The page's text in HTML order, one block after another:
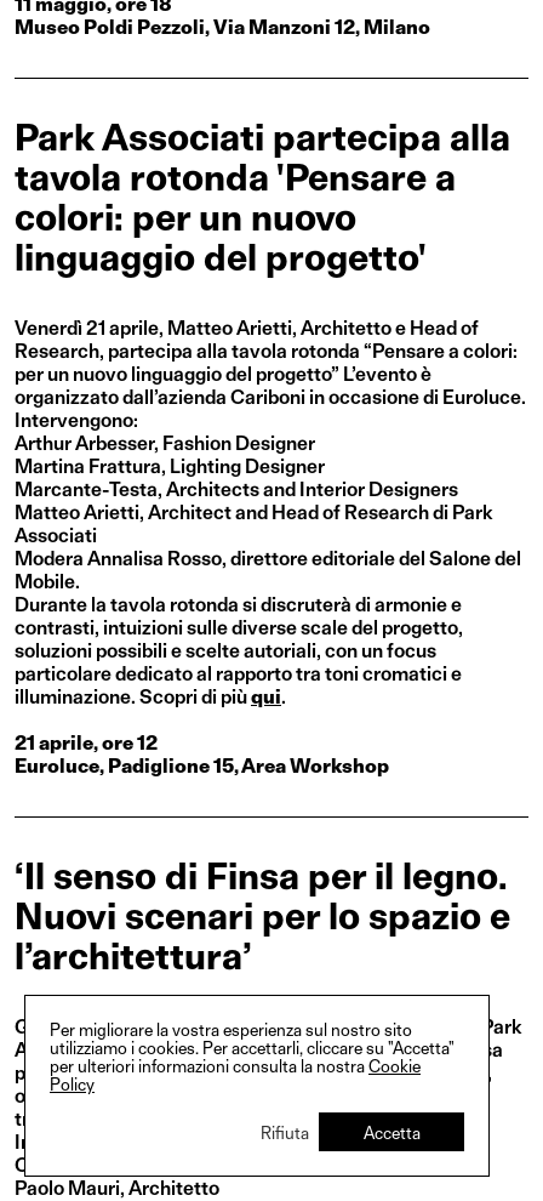
Museo Poldi Pezzoli, Via Manzoni 12, Milano
Park Associati partecipa alla
tavola rotonda 'Pensare a
colori: per un nuovo
linguaggio del progetto'
Venerdì 21 aprile, Matteo Arietti, Architetto e Head of
Research, partecipa alla tavola rotonda “Pensare a colori:
per un nuovo linguaggio del progetto” L’evento è
organizzato dall’azienda Cariboni in occasione di Euroluce.
Intervengono:
Arthur Arbesser, Fashion Designer
Martina Frattura, Lighting Designer
Marcante-Testa, Architects and Interior Designers
Matteo Arietti, Architect and Head of Research di Park
Associati
Modera Annalisa Rosso, direttore editoriale del Salone del
Mobile.
Durante la tavola rotonda si discruterà di armonie e
contrasti, intuizioni sulle diverse scale del progetto,
soluzioni possibili e scelte autoriali, con un focus
particolare dedicato al rapporto tra toni cromatici e
illuminazione. Scopri di piùqui.
21 aprile, ore 12
Euroluce, Padiglione 15, Area Workshop
‘Il senso di Finsa per il legno.
Nuovi scenari per lo spazio e
l’architettura’
Giovedì 20 Aprile, Michele Rossi, Founding Partner di Park
Associati, partecipa alla tavola rotonda ‘Il senso di Finsa
per il legno. Nuovi scenari per lo spazio e l’architettura’,
organizzato dall’azienda Finsa, specializzata nella
trasformazione e nell’uso innovativo del legno.
Intervengono:
Cesare Chichi, 967arch
Paolo Mauri, Architetto
Per migliorare la vostra esperienza sul nostro sito
utilizziamo i cookies. Per accettarli, cliccare su "Accetta"
per ulteriori informazioni consulta la nostraCookie
Policy
Rifiuta Accetta